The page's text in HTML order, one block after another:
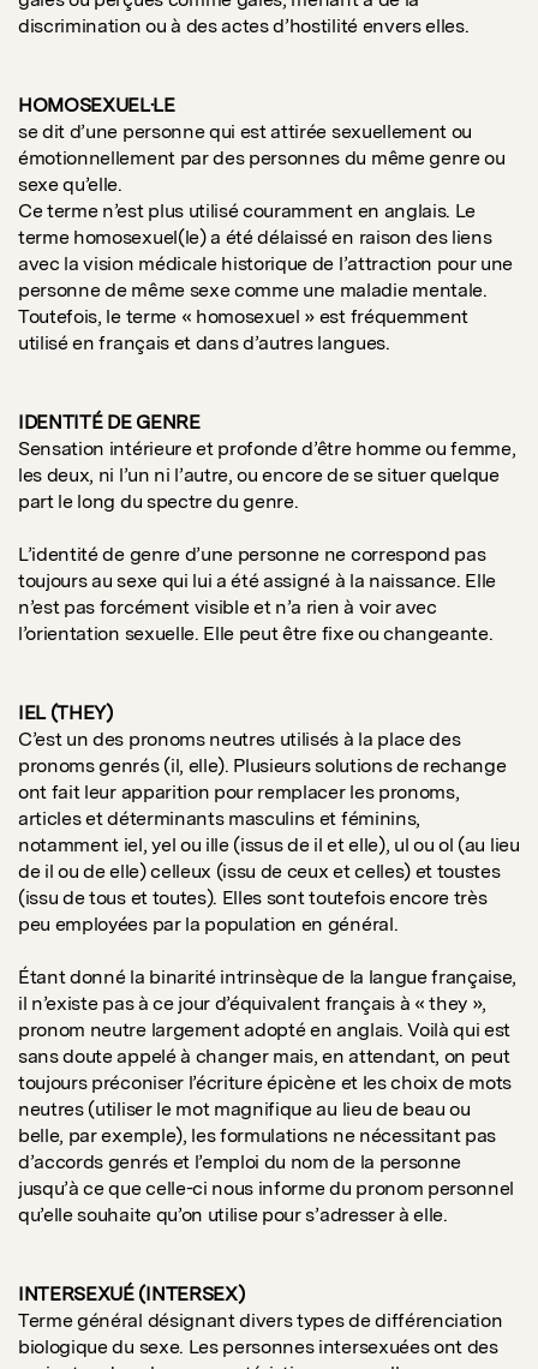
discrimination ou à des actes d’hostilité envers elles.
HOMOSEXUEL·LE
se dit d’une personne qui est attirée sexuellement ou
émotionnellement par des personnes du même genre ou
sexe qu’elle.
Ce terme n’est plus utilisé couramment en anglais. Le
terme homosexuel(le) a été délaissé en raison des liens
avec la vision médicale historique de l’attraction pour une
personne de même sexe comme une maladie mentale.
Toutefois, le terme « homosexuel » est fréquemment
utilisé en français et dans d’autres langues.
IDENTITÉ DE GENRE
Sensation intérieure et profonde d’être homme ou femme,
les deux, ni l’un ni l’autre, ou encore de se situer quelque
part le long du spectre du genre.
L’identité de genre d’une personne ne correspond pas
toujours au sexe qui lui a été assigné à la naissance. Elle
n’est pas forcément visible et n’a rien à voir avec
l’orientation sexuelle. Elle peut être fixe ou changeante.
IEL (THEY)
C’est un des pronoms neutres utilisés à la place des
pronoms genrés (il, elle). Plusieurs solutions de rechange
ont fait leur apparition pour remplacer les pronoms,
articles et déterminants masculins et féminins,
notamment iel, yel ou ille (issus de il et elle), ul ou ol (au lieu
de il ou de elle) celleux (issu de ceux et celles) et toustes
(issu de tous et toutes). Elles sont toutefois encore très
peu employées par la population en général.
Étant donné la binarité intrinsèque de la langue française,
il n’existe pas à ce jour d’équivalent français à « they »,
pronom neutre largement adopté en anglais. Voilà qui est
sans doute appelé à changer mais, en attendant, on peut
toujours préconiser l’écriture épicène et les choix de mots
neutres (utiliser le mot magnifique au lieu de beau ou
belle, par exemple), les formulations ne nécessitant pas
d’accords genrés et l’emploi du nom de la personne
jusqu’à ce que celle-ci nous informe du pronom personnel
qu’elle souhaite qu’on utilise pour s’adresser à elle.
INTERSEXUÉ (INTERSEX)
Terme général désignant divers types de différenciation
biologique du sexe. Les personnes intersexuées ont des